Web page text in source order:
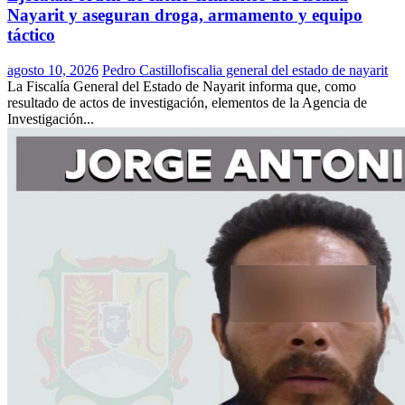
Nayarit y aseguran droga, armamento y equipo
táctico
agosto 10, 2026 Pedro Castillofiscalia general del estado de nayarit
La Fiscalía General del Estado de Nayarit informa que, como
resultado de actos de investigación, elementos de la Agencia de
Investigación...